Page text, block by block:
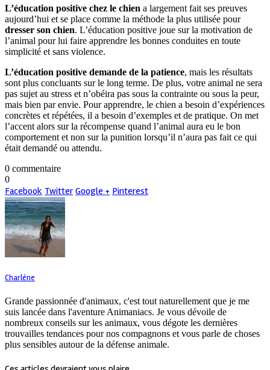
L’éducation positive chez le chien a largement fait ses preuves
aujourd’hui et se place comme la méthode la plus utilisée pour
dresser son chien. L’éducation positive joue sur la motivation de
l’animal pour lui faire apprendre les bonnes conduites en toute
simplicité et sans violence.
L’éducation positive demande de la patience, mais les résultats
sont plus concluants sur le long terme. De plus, votre animal ne sera
pas sujet au stress et n’obéira pas sous la contrainte ou sous la peur,
mais bien par envie. Pour apprendre, le chien a besoin d’expériences
concrètes et répétées, il a besoin d’exemples et de pratique. On met
l’accent alors sur la récompense quand l’animal aura eu le bon
comportement et non sur la punition lorsqu’il n’aura pas fait ce qui
était demandé ou attendu.
0 commentaire
0
Facebook Twitter Google + Pinterest
Charlène
Grande passionnée d'animaux, c'est tout naturellement que je me
suis lancée dans l'aventure Animaniacs. Je vous dévoile de
nombreux conseils sur les animaux, vous dégote les dernières
trouvailles tendances pour nos compagnons et vous parle de choses
plus sensibles autour de la défense animale.